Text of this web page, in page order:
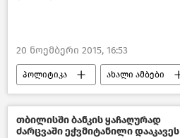
20 ნოემბერი 2015, 16:53
პოლიტიკა ახალი ამბები
საქართველო
თბილისში ბანკის ყაჩაღურად
ძარცვაში ეჭვმიტანილი დააკავეს